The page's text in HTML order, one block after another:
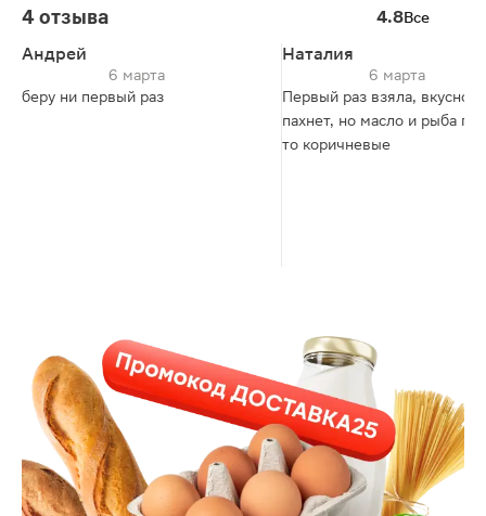
4 отзыва 4.8Все
Андрей
6 марта
беру ни первый раз
Наталия
6 марта
Первый раз взяла, вкусно
пахнет, но масло и рыба
то коричневые